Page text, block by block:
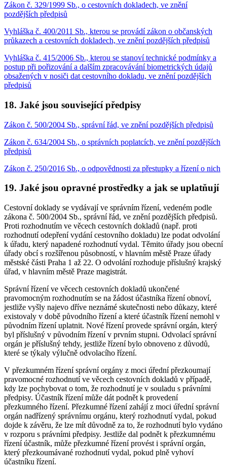
Zákon č. 329/1999 Sb., o cestovních dokladech, ve znění
pozdějších předpisů
Vyhláška č. 400/2011 Sb., kterou se provádí zákon o občanských
průkazech a cestovních dokladech, ve znění pozdějších předpisů
Vyhláška č. 415/2006 Sb., kterou se stanoví technické podmínky a
postup při pořizování a dalším zpracovávání biometrických údajů
obsažených v nosiči dat cestovního dokladu, ve znění pozdějších
předpisů
18. Jaké jsou související předpisy
Zákon č. 500/2004 Sb., správní řád, ve znění pozdějších předpisů
Zákon č. 634/2004 Sb., o správních poplatcích, ve znění pozdějších
předpisů
Zákon č. 250/2016 Sb., o odpovědnosti za přestupky a řízení o nich
19. Jaké jsou opravné prostředky a jak se uplatňují
Cestovní doklady se vydávají ve správním řízení, vedeném podle
zákona č. 500/2004 Sb., správní řád, ve znění pozdějších předpisů.
Proti rozhodnutím ve věcech cestovních dokladů (např. proti
rozhodnutí odepření vydání cestovního dokladu) lze podat odvolání
k úřadu, který napadené rozhodnutí vydal. Těmito úřady jsou obecní
úřady obcí s rozšířenou působností, v hlavním městě Praze úřady
městské části Praha 1 až 22. O odvolání rozhoduje příslušný krajský
úřad, v hlavním městě Praze magistrát.
Správní řízení ve věcech cestovních dokladů ukončené
pravomocným rozhodnutím se na žádost účastníka řízení obnoví,
jestliže vyšly najevo dříve neznámé skutečnosti nebo důkazy, které
existovaly v době původního řízení a které účastník řízení nemohl v
původním řízení uplatnit. Nové řízení provede správní orgán, který
byl příslušný v původním řízení v prvním stupni. Odvolací správní
orgán je příslušný tehdy, jestliže řízení bylo obnoveno z důvodů,
které se týkaly výlučně odvolacího řízení.
V přezkumném řízení správní orgány z moci úřední přezkoumají
pravomocné rozhodnutí ve věcech cestovních dokladů v případě,
kdy lze pochybovat o tom, že rozhodnutí je v souladu s právními
předpisy. Účastník řízení může dát podnět k provedení
přezkumného řízení. Přezkumné řízení zahájí z moci úřední správní
orgán nadřízený správnímu orgánu, který rozhodnutí vydal, pokud
dojde k závěru, že lze mít důvodně za to, že rozhodnutí bylo vydáno
v rozporu s právními předpisy. Jestliže dal podnět k přezkumnému
řízení účastník, může přezkumné řízení provést i správní orgán,
který přezkoumávané rozhodnutí vydal, pokud plně vyhoví
účastníku řízení.